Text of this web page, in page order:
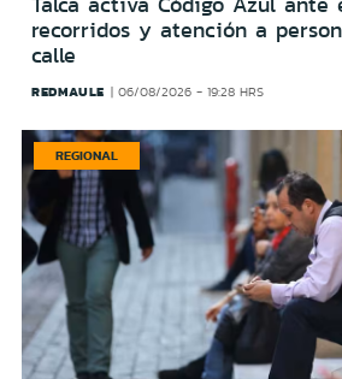
recorridos y atención a
calle
REDMAULE 06/08/2026 - 19:28 HRS
REGIONAL